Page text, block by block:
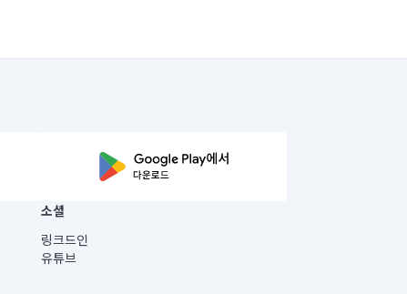
소셜
링크드인
유튜브